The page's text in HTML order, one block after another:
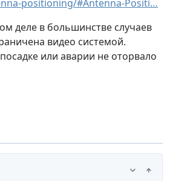
positioning/#Antenna-Positi…
деле в большинстве случаев
видео системой.
или аварии не оторвало